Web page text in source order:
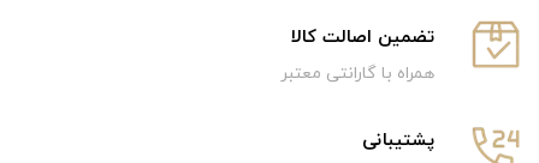
تضمین اصالت کالا
همراه با گارانتی معتبر
پشتیبانی